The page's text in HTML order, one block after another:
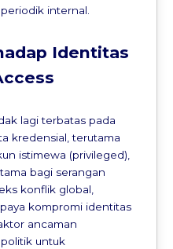
internal.
Identitas
lagi terbatas pada
kredensial, terutama
istimewa (privileged),
bagi serangan
konflik global,
kompromi identitas
ancaman
untuk